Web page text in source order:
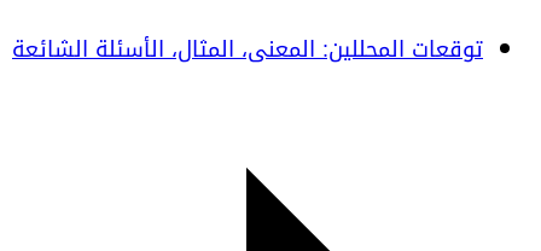
توقعات المحللين: المعنى، المثال، الأسئلة الشائعة